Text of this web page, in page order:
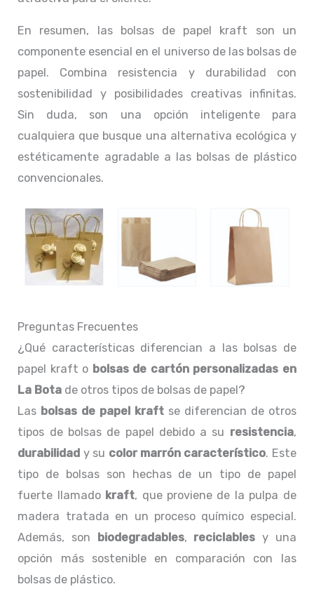
En resumen, las bolsas de papel kraft son un
componente esencial en el universo de las bolsas de
papel. Combina resistencia y durabilidad con
sostenibilidad y posibilidades creativas infinitas.
Sin duda, son una opción inteligente para
cualquiera que busque una alternativa ecológica y
estéticamente agradable a las bolsas de plástico
convencionales.
Preguntas Frecuentes
¿Qué características diferencian a las bolsas de
papel kraft o bolsas de cartón personalizadas en
La Bota de otros tipos de bolsas de papel?
Las bolsas de papel kraft se diferencian de otros
tipos de bolsas de papel debido a su resistencia,
durabilidad y su color marrón característico. Este
tipo de bolsas son hechas de un tipo de papel
fuerte llamado kraft, que proviene de la pulpa de
madera tratada en un proceso químico especial.
Además, son biodegradables, reciclables y una
opción más sostenible en comparación con las
bolsas de plástico.